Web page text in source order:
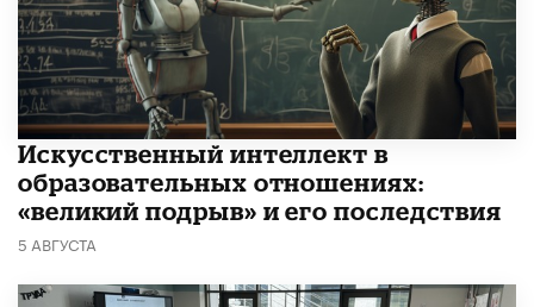
​Искусственный интеллект в
образовательных отношениях:
«великий подрыв» и его последствия
5 АВГУСТА